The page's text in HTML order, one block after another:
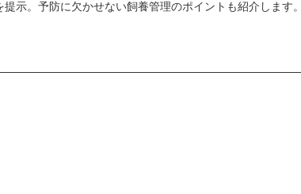
示。予防に欠かせない飼養管理のポイントも紹介します。